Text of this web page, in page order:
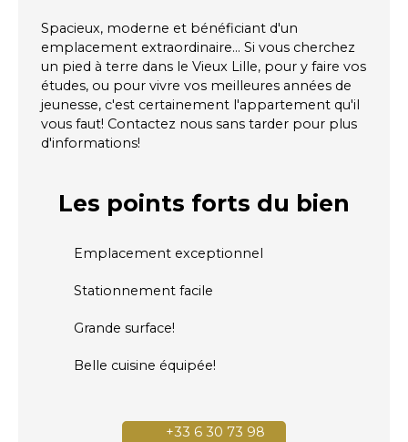
Spacieux, moderne et bénéficiant d'un
emplacement extraordinaire... Si vous cherchez
un pied à terre dans le Vieux Lille, pour y faire vos
études, ou pour vivre vos meilleures années de
jeunesse, c'est certainement l'appartement qu'il
vous faut! Contactez nous sans tarder pour plus
d'informations!
Les points forts du bien
Emplacement exceptionnel
Stationnement facile
Grande surface!
Belle cuisine équipée!
+33 6 30 73 98